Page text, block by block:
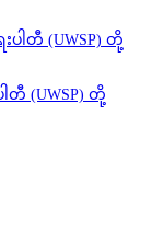
တီ (UWSP) တို့